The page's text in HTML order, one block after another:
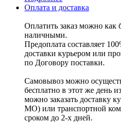
Оплата и доставка
Оплатить заказ можно как
наличными.
Предоплата составляет
доставки курьером или
по Договору поставки.
Самовывоз можно
бесплатно в этот же день
можно заказать доставку
МО) или транспортной
сроком до 2-х дней.